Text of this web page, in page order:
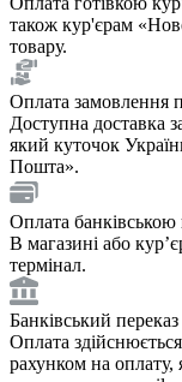
також кур'єрам
товару.
Оплата замовлення
Доступна доставка
який куточок
Пошта».
Оплата банківською
В магазині або
термінал.
Банківський переказ
Оплата здійснюється
рахунком на